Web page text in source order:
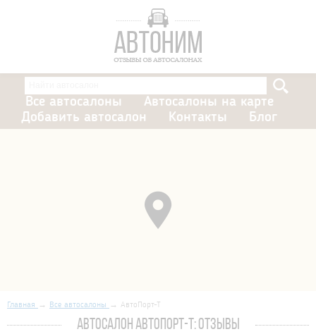
Все автосалоны
Автосалоны на карте
Добавить автосалон
Контакты Блог
Главная Все автосалоны АвтоПорт-Т
АВТОСАЛОН АВТОПОРТ-Т: ОТЗЫВЫ